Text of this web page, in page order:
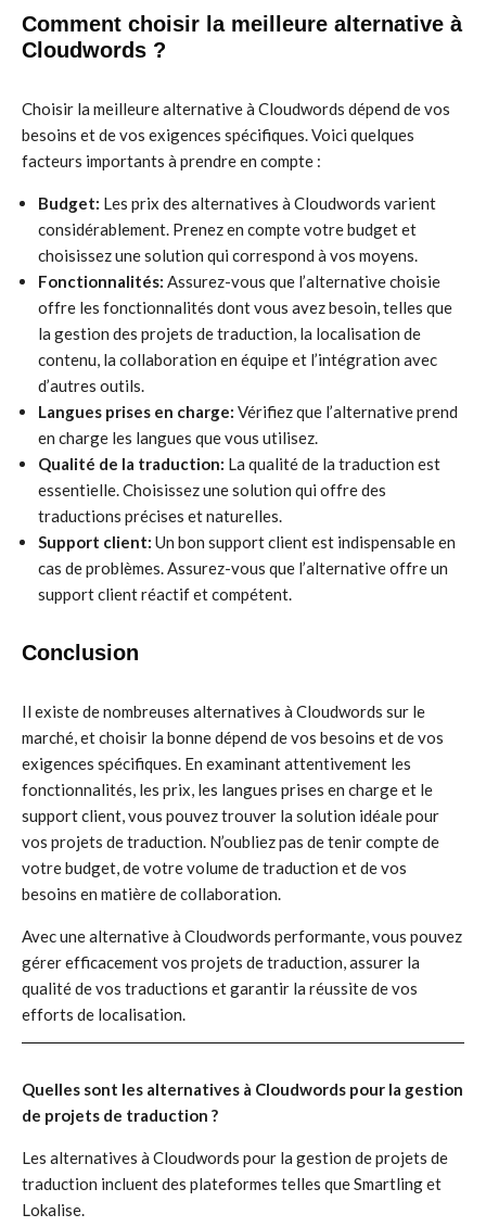
Comment choisir la meilleure alternative à
Cloudwords ?
Choisir la meilleure alternative à Cloudwords dépend de vos
besoins et de vos exigences spécifiques. Voici quelques
facteurs importants à prendre en compte :
Budget: Les prix des alternatives à Cloudwords varient
considérablement. Prenez en compte votre budget et
choisissez une solution qui correspond à vos moyens.
Fonctionnalités: Assurez-vous que l’alternative choisie
offre les fonctionnalités dont vous avez besoin, telles que
la gestion des projets de traduction, la localisation de
contenu, la collaboration en équipe et l’intégration avec
d’autres outils.
Langues prises en charge: Vérifiez que l’alternative prend
en charge les langues que vous utilisez.
Qualité de la traduction: La qualité de la traduction est
essentielle. Choisissez une solution qui offre des
traductions précises et naturelles.
Support client: Un bon support client est indispensable en
cas de problèmes. Assurez-vous que l’alternative offre un
support client réactif et compétent.
Conclusion
Il existe de nombreuses alternatives à Cloudwords sur le
marché, et choisir la bonne dépend de vos besoins et de vos
exigences spécifiques. En examinant attentivement les
fonctionnalités, les prix, les langues prises en charge et le
support client, vous pouvez trouver la solution idéale pour
vos projets de traduction. N’oubliez pas de tenir compte de
votre budget, de votre volume de traduction et de vos
besoins en matière de collaboration.
Avec une alternative à Cloudwords performante, vous pouvez
gérer efficacement vos projets de traduction, assurer la
qualité de vos traductions et garantir la réussite de vos
efforts de localisation.
Quelles sont les alternatives à Cloudwords pour la gestion
de projets de traduction ?
Les alternatives à Cloudwords pour la gestion de projets de
traduction incluent des plateformes telles que Smartling et
Lokalise.